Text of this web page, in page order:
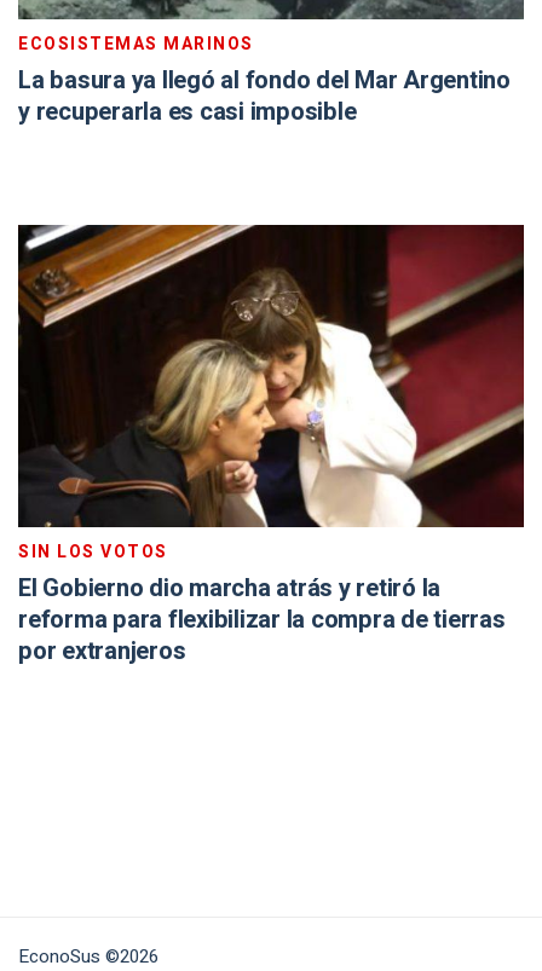
ECOSISTEMAS MARINOS
La basura ya llegó al fondo del Mar Argentino
y recuperarla es casi imposible
SIN LOS VOTOS
El Gobierno dio marcha atrás y retiró la
reforma para flexibilizar la compra de tierras
por extranjeros
EconoSus ©2026